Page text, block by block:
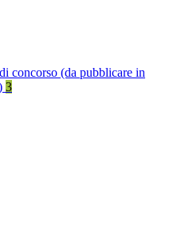
concorso (da pubblicare in
3